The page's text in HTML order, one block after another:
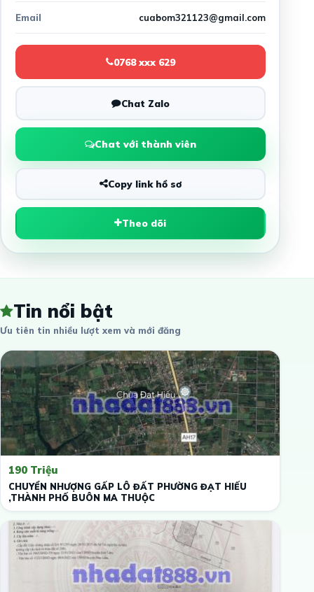
Email cuabom321123@gmail.com
0768 xxx 629
Chat Zalo
Chat với thành viên
Copy link hồ sơ
Theo dõi
Tin nổi bật
Ưu tiên tin nhiều lượt xem và mới đăng
190 Triệu
CHUYỂN NHƯỢNG GẤP LÔ ĐẤT PHƯỜNG ĐẠT HIẾU
,THÀNH PHỐ BUÔN MA THUỘC